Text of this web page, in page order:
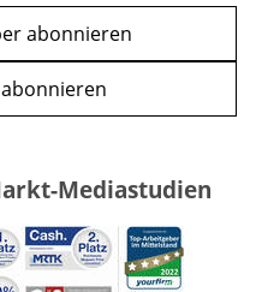
abonnieren
Mediastudien